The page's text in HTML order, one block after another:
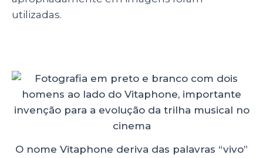
utilizadas.
O nome Vitaphone deriva das palavras “vivo”